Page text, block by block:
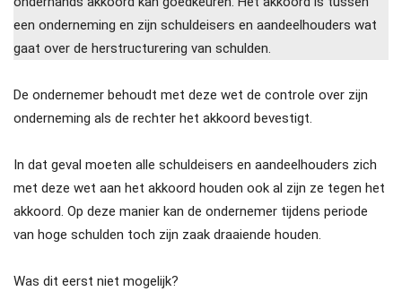
een onderneming en zijn schuldeisers en aandeelhouders wat
gaat over de herstructurering van schulden.
De ondernemer behoudt met deze wet de controle over zijn
onderneming als de rechter het akkoord bevestigt.
In dat geval moeten alle schuldeisers en aandeelhouders zich
met deze wet aan het akkoord houden ook al zijn ze tegen het
akkoord. Op deze manier kan de ondernemer tijdens periode
van hoge schulden toch zijn zaak draaiende houden.
Was dit eerst niet mogelijk?